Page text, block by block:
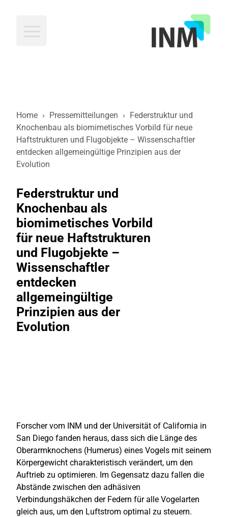
Home › Pressemitteilungen › Federstruktur und
Knochenbau als biomimetisches Vorbild für neue
Haftstrukturen und Flugobjekte – Wissenschaftler
entdecken allgemeingültige Prinzipien aus der
Evolution
Federstruktur und
Knochenbau als
biomimetisches Vorbild
für neue Haftstrukturen
und Flugobjekte –
Wissenschaftler
entdecken
allgemeingültige
Prinzipien aus der
Evolution
Forscher vom INM und der Universität of California in
San Diego fanden heraus, dass sich die Länge des
Oberarmknochens (Humerus) eines Vogels mit seinem
Körpergewicht charakteristisch verändert, um den
Auftrieb zu optimieren. Im Gegensatz dazu fallen die
Abstände zwischen den adhäsiven
Verbindungshäkchen der Federn für alle Vogelarten
gleich aus, um den Luftstrom optimal zu steuern.